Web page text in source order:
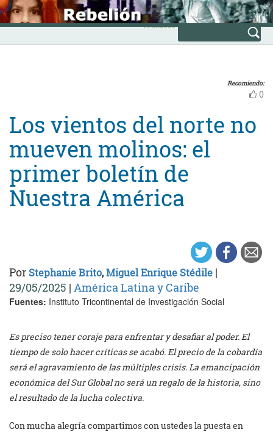
Skip
to
content
INICIO
Avanzada
Recomiendo:
0
Los vientos del norte no
mueven molinos: el
primer boletín de
Nuestra América
Por Stephanie Brito,Miguel Enrique Stédile |
29/05/2025 | América Latina y Caribe
Fuentes: Instituto Tricontinental de Investigación Social
Es preciso tener coraje para enfrentar y desafiar al poder. El
tiempo de solo hacer críticas se acabó. El precio de la cobardía
será el agravamiento de las múltiples crisis. La emancipación
económica del Sur Global no será un regalo de la historia, sino
el resultado de la lucha colectiva.
Con mucha alegría compartimos con ustedes la puesta en